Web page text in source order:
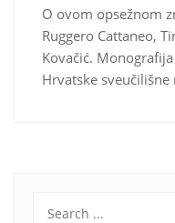
O ovom opsežnom
Ruggero Cattaneo,
Kovačić.
Hrvatske